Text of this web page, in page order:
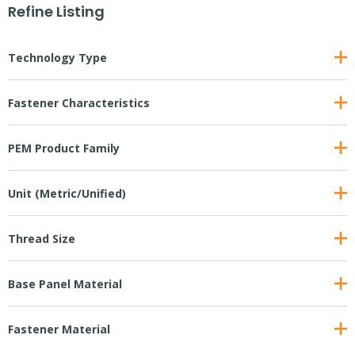
Refine Listing
Technology Type
Fastener Characteristics
PEM Product Family
Unit (Metric/Unified)
Thread Size
Base Panel Material
Fastener Material